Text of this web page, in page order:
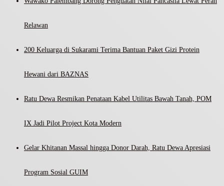
Relawan
200 Keluarga di Sukarami Terima Bantuan Paket Gizi Protein
Hewani dari BAZNAS
Ratu Dewa Resmikan Penataan Kabel Utilitas Bawah Tanah, POM
IX Jadi Pilot Project Kota Modern
Gelar Khitanan Massal hingga Donor Darah, Ratu Dewa Apresiasi
Program Sosial GUIM